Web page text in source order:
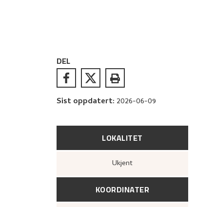
DEL
Sist oppdatert: 2026-06-09
LOKALITET
Ukjent
KOORDINATER